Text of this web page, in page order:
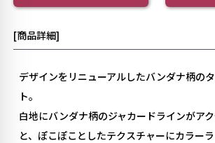
[商品詳細]
デザインをリニューアルしたバンダナ柄の
ト。
白地にバンダナ柄のジャカードラインがア
と、ぽこぽことしたテクスチャーにカラー